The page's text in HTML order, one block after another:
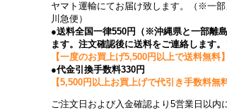
ヤマト運輸にてお届け致します。（※一
川急便）
●送料全国一律550円（※沖縄県と一部離
ます。注文確認後に送料をご連絡します。
【一度のお買上げ5,500円以上で送料無料】
●代金引換手数料330円
【5,500円以上お買上げで代引き手数料無料
ご注文日および入金確認より5営業日以内